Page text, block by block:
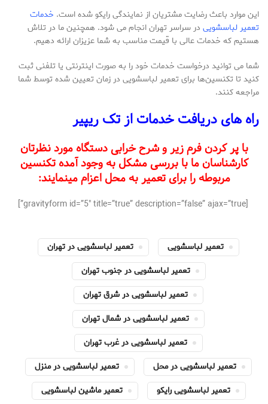
این موارد باعث رضایت مشتریان از نمایندگی رایکو شده است. خدمات
تعمیر لباسشویی در سراسر تهران انجام می‌ شود. همچنین ما در تلاش
هستیم که خدمات عالی با قیمت مناسب به شما عزیزان ارائه دهیم.
شما می‌ توانید درخواست خدمات خود را به صورت اینترنتی یا تلفنی ثبت
کنید تا تکنسین‌ها برای تعمیر لباسشویی در زمان تعیین شده توسط شما
مراجعه کنند.
راه های دریافت خدمات از تک ریپیر
با پر کردن فرم زیر و شرح خرابی دستگاه مورد نظرتان
کارشناسان ما با بررسی مشکل به وجود آمده تکنسین
مربوطه را برای تعمیر به محل اعزام مینمایند:
[gravityform id=”5″ title=”true” description=”false” ajax=”true”]
تعمیر لباسشویی
تعمیر لباسشویی در تهران
تعمیر لباسشویی در جنوب تهران
تعمیر لباسشویی در شرق تهران
تعمیر لباسشویی در شمال تهران
تعمیر لباسشویی در غرب تهران
تعمیر لباسشویی در محل
تعمیر لباسشویی در منزل
تعمیر لباسشویی رایکو
تعمیر ماشین لباسشویی